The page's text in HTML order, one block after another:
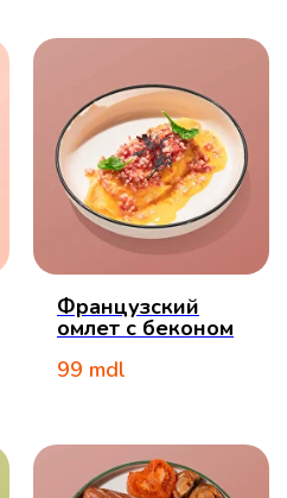
Французский
омлет с беконом
99 mdl